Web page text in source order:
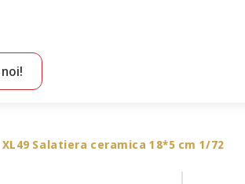
XL49 Salatiera ceramica 18*5 cm 1/72